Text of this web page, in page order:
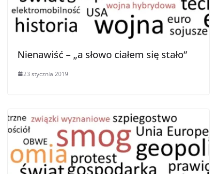
Nienawiść – „a słowo ciałem się stało”
23 stycznia 2019